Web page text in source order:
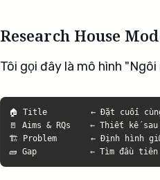
Research House
Tôi gọi đây là mô hình
🏠 Title         ← Đặt cuối
🚪 Aims & RQs    ← Thiết kế sau
🏗️ Problem       ← Định hình
🧱 Gap           ← Tìm đầu tiên